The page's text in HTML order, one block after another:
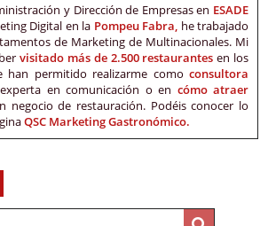
y Dirección de Empresas en ESADE
Digital en la Pompeu Fabra, he trabajado
de Marketing de Multinacionales. Mi
visitado más de 2.500 restaurantes en los
han permitido realizarme como consultora
en comunicación o en cómo atraer
negocio de restauración. Podéis conocer lo
QSC Marketing Gastronómico.